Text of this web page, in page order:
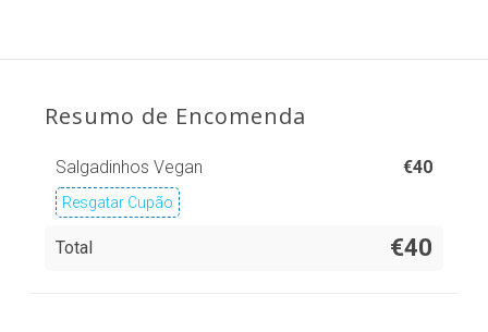
Resumo de Encomenda
Salgadinhos Vegan €40
Resgatar Cupão
Total €40